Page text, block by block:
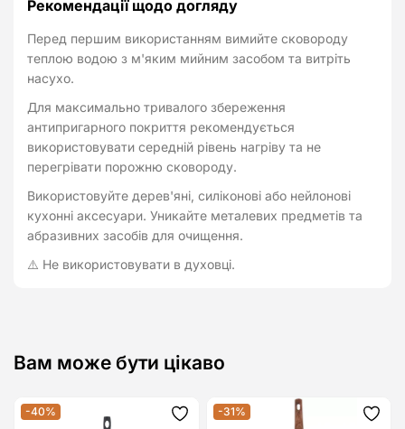
Рекомендації щодо догляду
Перед першим використанням вимийте сковороду
теплою водою з м'яким мийним засобом та витріть
насухо.
Для максимально тривалого збереження
антипригарного покриття рекомендується
використовувати середній рівень нагріву та не
перегрівати порожню сковороду.
Використовуйте дерев'яні, силіконові або нейлонові
кухонні аксесуари. Уникайте металевих предметів та
абразивних засобів для очищення.
⚠️ Не використовувати в духовці.
Вам може бути цікаво
-40% Додати-31%